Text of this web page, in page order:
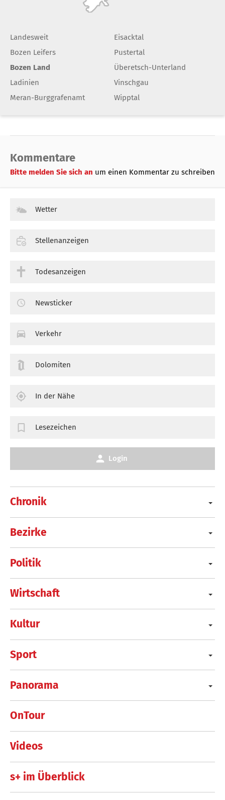
Landesweit
Bozen Leifers
Bozen Land
Ladinien
Meran-Burggrafenamt
Eisacktal
Pustertal
Überetsch-Unterland
Vinschgau
Wipptal
Kommentare
Bitte melden Sie sich an um einen Kommentar zu schreiben
Chronik
Bezirke
Politik
Wirtschaft
Kultur
Sport
Panorama
OnTour
Videos
s+ im Überblick
Wetter
Stellenanzeigen
Todesanzeigen
Newsticker
Verkehr
Dolomiten
In der Nähe
Lesezeichen
Login